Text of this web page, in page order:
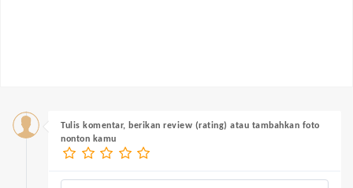
Tulis komentar, berikan review (rating) atau tambahkan foto
nonton kamu